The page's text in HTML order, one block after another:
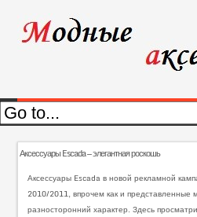
Аксессуары Escada — элегантная роскошь
Аксессуары Escada в новой рекламной
2010/2011, впрочем как и
разносторонний характер. Здесь